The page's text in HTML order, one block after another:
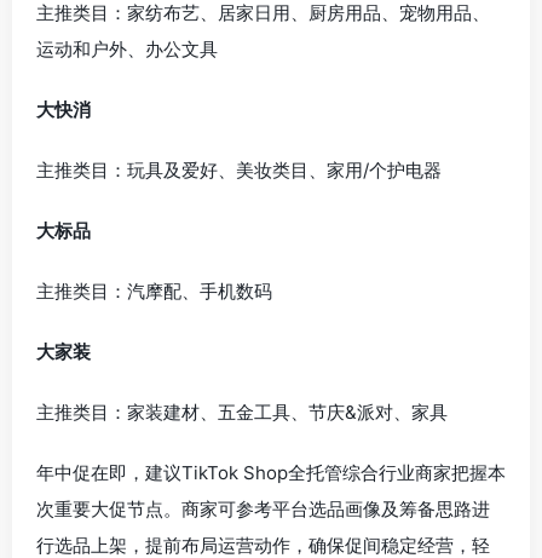
主推类目：家纺布艺、居家日用、厨房用品、宠物用品、
运动和户外、办公文具
大快消
主推类目：玩具及爱好、美妆类目、家用/个护电器
大标品
主推类目：汽摩配、手机数码
大家装
主推类目：家装建材、五金工具、节庆&派对、家具
年中促在即，建议TikTok Shop全托管综合行业商家把握本
次重要大促节点。商家可参考平台选品画像及筹备思路进
行选品上架，提前布局运营动作，确保促间稳定经营，轻